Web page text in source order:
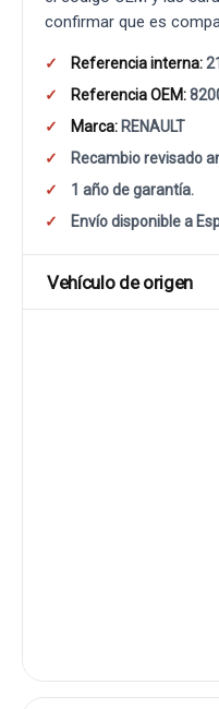
confirmar que es
Referencia interna:
Referencia OEM:
Marca: RENAULT
Recambio revisado
1 año de garantía.
Envío disponible a
Vehículo de origen